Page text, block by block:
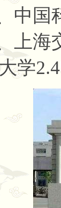
中国
上海
学